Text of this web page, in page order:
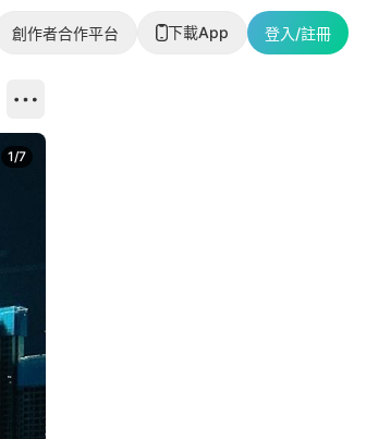
創作者合作平台 下載App 登入/註冊
1/7